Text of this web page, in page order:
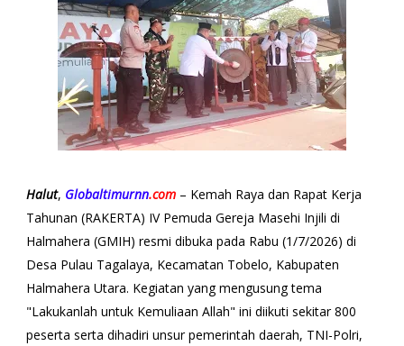
Halut, Globaltimurnn.com– Kemah Raya dan Rapat Kerja
Tahunan (RAKERTA) IV Pemuda Gereja Masehi Injili di
Halmahera (GMIH) resmi dibuka pada Rabu (1/7/2026) di
Desa Pulau Tagalaya, Kecamatan Tobelo, Kabupaten
Halmahera Utara. Kegiatan yang mengusung tema
"Lakukanlah untuk Kemuliaan Allah" ini diikuti sekitar 800
peserta serta dihadiri unsur pemerintah daerah, TNI-Polri,